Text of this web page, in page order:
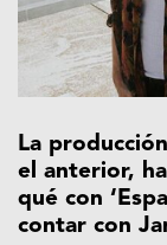
La
el anterior,
qué con
contar con